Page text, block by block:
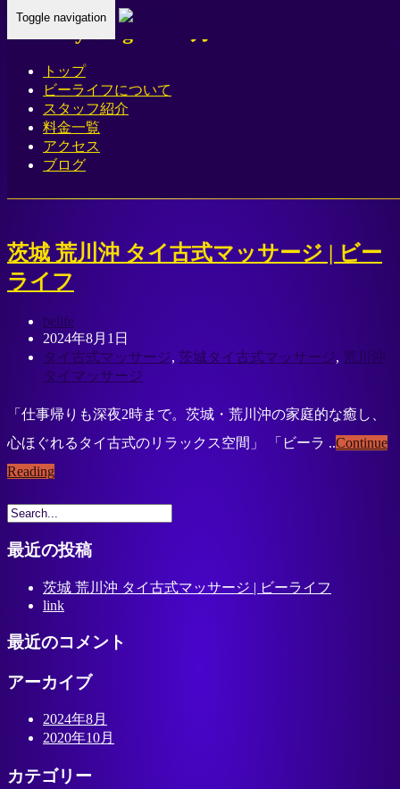
Toggle navigation
トップ
ビーライフについて
スタッフ紹介
料金一覧
アクセス
ブログ
Monthly Blogs for 8月 2024
Home - Blogs for 8月, 2024
茨城 荒川沖 タイ古式マッサージ | ビー
ライフ
belife
2024年8月1日
タイ古式マッサージ, 茨城タイ古式マッサージ, 荒川沖
タイマッサージ
「仕事帰りも深夜2時まで。茨城・荒川沖の家庭的な癒し、
心ほぐれるタイ古式のリラックス空間」 「ビーラ ..Continue
Reading
最近の投稿
茨城 荒川沖 タイ古式マッサージ | ビーライフ
link
最近のコメント
アーカイブ
2024年8月
2020年10月
カテゴリー